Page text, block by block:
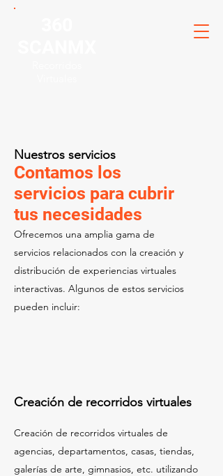
Nuestros servicios
Contamos los
servicios para cubrir
tus necesidades
Ofrecemos una amplia gama de
servicios relacionados con la creación y
distribución de experiencias virtuales
interactivas. Algunos de estos servicios
pueden incluir:
Creación de recorridos virtuales
Creación de recorridos virtuales de
agencias, departamentos, casas, tiendas,
galerías de arte, gimnasios, etc. utilizando